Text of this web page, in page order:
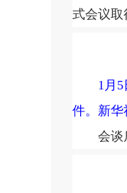
式会议取
1月
件。新华
会谈后